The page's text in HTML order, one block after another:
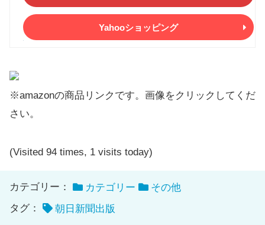
Yahooショッピング
※amazonの商品リンクです。画像をクリックしてくだ
さい。
(Visited 94 times, 1 visits today)
カテゴリー： カテゴリー
その他
タグ：
朝日新聞出版